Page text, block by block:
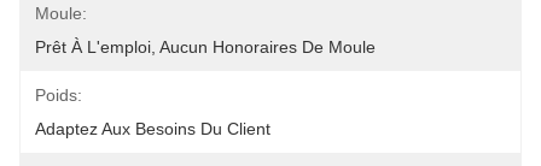
Moule:
Prêt À L'emploi, Aucun Honoraires De Moule
Poids:
Adaptez Aux Besoins Du Client